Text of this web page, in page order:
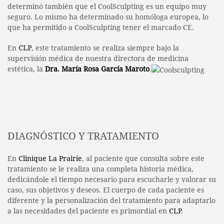
determinó también que el CoolSculpting es un equipo muy
seguro. Lo mismo ha determinado su homóloga europea, lo
que ha permitido a CoolSculpting tener el marcado CE.
En CLP, este tratamiento se realiza siempre bajo la
supervisión médica de nuestra directora de medicina
estética, la Dra. María Rosa García Maroto.
DIAGNÓSTICO Y TRATAMIENTO
En Clinique La Prairie, al paciente que consulta sobre este
tratamiento se le realiza una completa historia médica,
dedicándole el tiempo necesario para escucharle y valorar su
caso, sus objetivos y deseos. El cuerpo de cada paciente es
diferente y la personalización del tratamiento para adaptarlo
a las necesidades del paciente es primordial en CLP.